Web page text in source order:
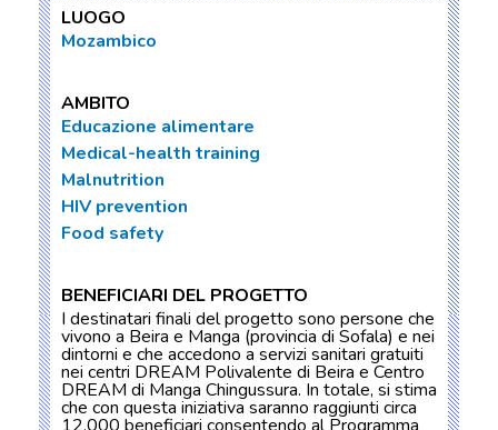
LUOGO
Mozambico
AMBITO
Educazione alimentare
Medical-health training
Malnutrition
HIV prevention
Food safety
BENEFICIARI DEL PROGETTO
I destinatari finali del progetto sono persone che
vivono a Beira e Manga (provincia di Sofala) e nei
dintorni e che accedono a servizi sanitari gratuiti
nei centri DREAM Polivalente di Beira e Centro
DREAM di Manga Chingussura. In totale, si stima
che con questa iniziativa saranno raggiunti circa